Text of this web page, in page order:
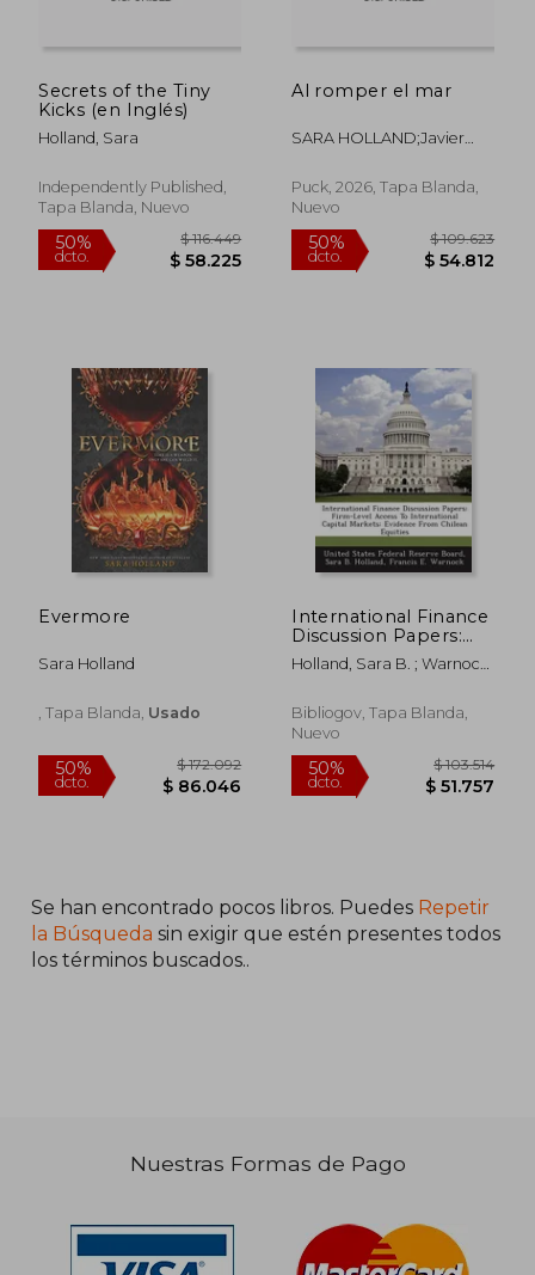
50%
dcto.
$ 80.050
$ 40.025
50%
dcto. $
Secrets of the Tiny
Kicks (en Inglés)
Holland, Sara
Independently Published,
Tapa Blanda, Nuevo
Al romper el mar
SARA HOLLAND;Javier
Puck, 2026, Tapa Blanda,
Nuevo
Evermore
Sara Holland
, Tapa Blanda, Usado
International Finance
Discussion Papers:
Firm-Level Access to
International Capital
from Chilean Equities
(en Inglés)
Holland, Sara B. ; Warnock,
Federal Reserve Board
Bibliogov, Tapa Blanda,
Nuevo
Se han encontrado pocos libros. Puedes Repetir
la Búsqueda sin exigir que estén presentes todos
los términos buscados..
Nuestras Formas de Pago